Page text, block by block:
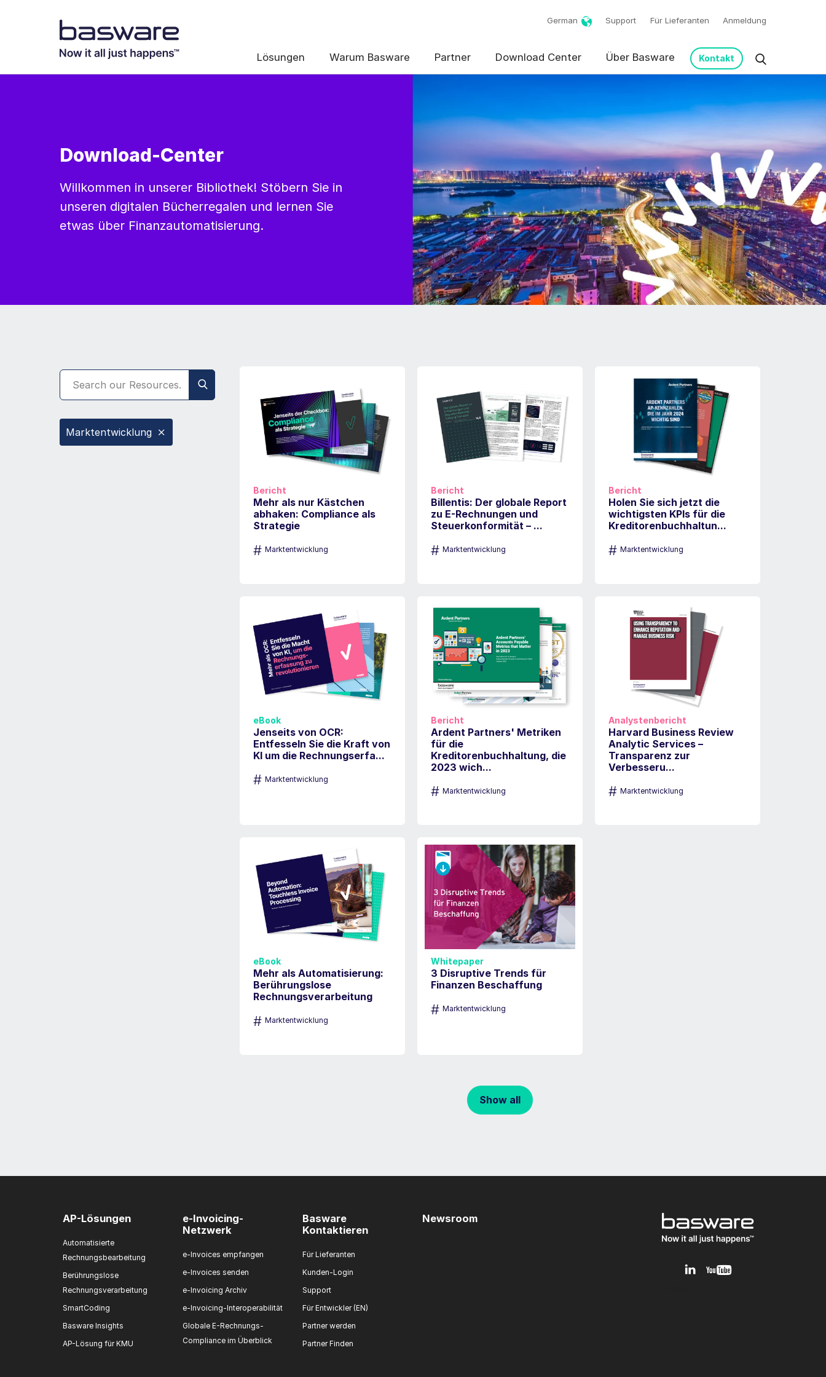
German Support Für Lieferanten Anmeldung
Lösungen Warum Basware Partner Download Center Über Basware Kontakt
Download-Center
Willkommen in unserer Bibliothek! Stöbern Sie in
unseren digitalen Bücherregalen und lernen Sie
etwas über Finanzautomatisierung.
Marktentwicklung
Bericht
Mehr als nur Kästchen
abhaken: Compliance als
Strategie
# Marktentwicklung
Bericht
Billentis: Der globale Report
zu E-Rechnungen und
Steuerkonformität – ...
# Marktentwicklung
Bericht
Holen Sie sich jetzt die
wichtigsten KPIs für die
Kreditorenbuchhaltun...
# Marktentwicklung
eBook
Jenseits von OCR:
Entfesseln Sie die Kraft von
KI um die Rechnungserfa...
# Marktentwicklung
Bericht
Ardent Partners' Metriken
für die
Kreditorenbuchhaltung, die
2023 wich...
# Marktentwicklung
Analystenbericht
Harvard Business Review
Analytic Services –
Transparenz zur
Verbesseru...
# Marktentwicklung
eBook
Mehr als Automatisierung:
Berührungslose
Rechnungsverarbeitung
# Marktentwicklung
Whitepaper
3 Disruptive Trends für
Finanzen Beschaffung
# Marktentwicklung
Show all
AP-Lösungen
Automatisierte
Rechnungsbearbeitung
Berührungslose
Rechnungsverarbeitung
SmartCoding
Basware Insights
AP-Lösung für KMU
e-Invoicing-
Netzwerk
e-Invoices empfangen
e-Invoices senden
e-Invoicing Archiv
e-Invoicing-Interoperabilität
Globale E-Rechnungs-
Compliance im Überblick
Basware
Kontaktieren
Für Lieferanten
Kunden-Login
Support
Für Entwickler (EN)
Partner werden
Partner Finden
Newsroom